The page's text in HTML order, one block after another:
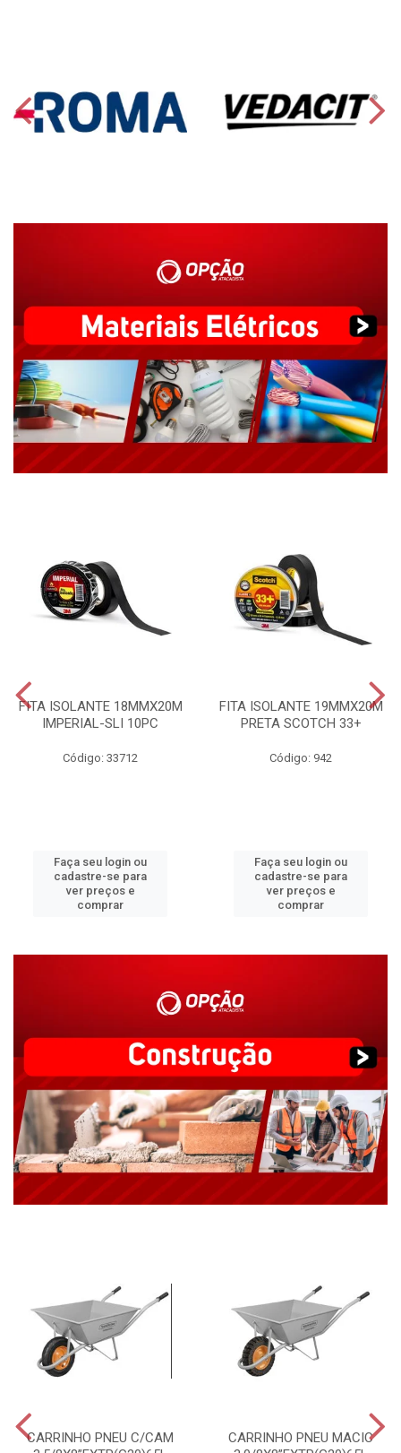
FITA ISOLANTE 18MMX20M
IMPERIAL-SLI 10PC
Código: 33712
Faça seu login ou
cadastre-se para
ver preços e
comprar
FITA ISOLANTE 19MMX20M
PRETA SCOTCH 33+
Código: 942
Faça seu login ou
cadastre-se para
ver preços e
comprar
CARRINHO PNEU C/CAM
CARRINHO PNEU MACIC